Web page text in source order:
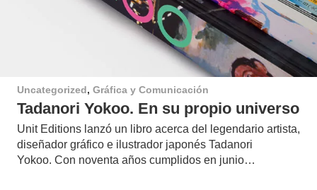
Uncategorized, Gráfica y Comunicación
Tadanori Yokoo. En su propio universo
Unit Editions lanzó un libro acerca del legendario artista,
diseñador gráfico e ilustrador japonés Tadanori
Yokoo. Con noventa años cumplidos en junio…